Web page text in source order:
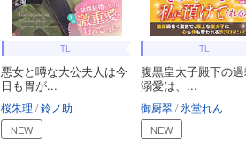
TL
悪女と噂な大公夫人は今
日も胃が...
桜朱理 鈴ノ助
NEW
TL
腹黒皇太子殿下の
溺愛は、...
御厨翠 氷堂れん
NEW